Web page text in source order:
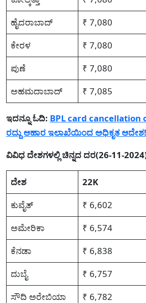
ಹೈದರಾಬಾದ್
₹ 7,080
ಕೇರಳ
₹ 7,080
ಪುಣೆ
₹ 7,080
ಅಹಮದಾಬಾದ್
₹ 7,085
ಇದನ್ನೂ ಓದಿ: BPL card
ರದ್ದು ಆಹಾರ ಇಲಾಖೆಯಿಂದ ಅಧಿಕೃತ
ವಿವಿಧ ದೇಶಗಳಲ್ಲಿ ಚಿನ್ನದ ದರ(26-11-
ದೇಶ 22K
ಕುವೈತ್
₹ 6,602
ಅಮೇರಿಕಾ
₹ 6,574
ಕೆನಡಾ
₹ 6,838
ದುಬೈ
₹ 6,757
ಸೌದಿ ಅರೇಬಿಯಾ
₹ 6,782